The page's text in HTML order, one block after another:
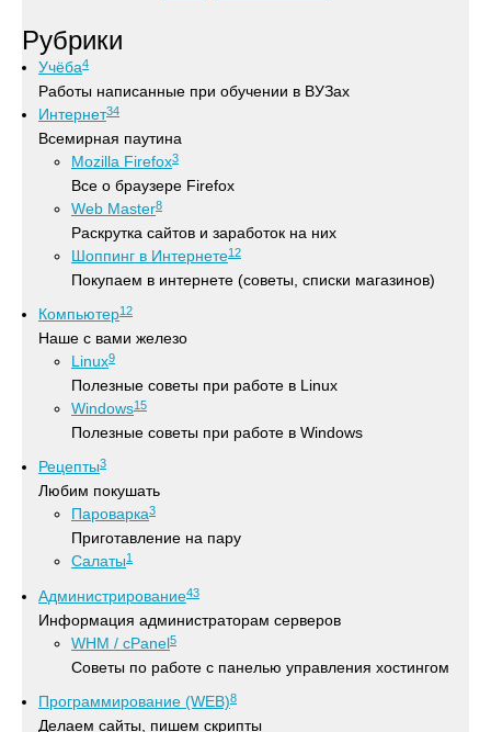
Рубрики
Учёба4
Работы написанные при обучении в ВУЗах
Интернет34
Всемирная паутина
Mozilla Firefox3
Все о браузере Firefox
Web Master8
Раскрутка сайтов и заработок на них
Шоппинг в Интернете12
Покупаем в интернете (советы, списки магазинов)
Компьютер12
Наше с вами железо
Linux9
Полезные советы при работе в Linux
Windows15
Полезные советы при работе в Windows
Рецепты3
Любим покушать
Пароварка3
Приготавление на пару
Салаты1
Администрирование43
Информация администраторам серверов
WHM / cPanel5
Советы по работе с панелью управления хостингом
Программирование (WEB)8
Делаем сайты, пишем скрипты